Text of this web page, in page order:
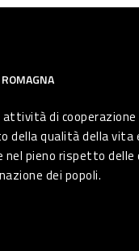
attività di
della qualità della
nel pieno rispetto
dei popoli.